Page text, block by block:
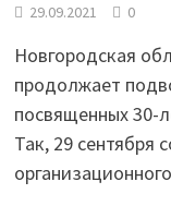
29.09.2021 0
Новгородская
продолжает
посвященных 30-
Так, 29 сентября